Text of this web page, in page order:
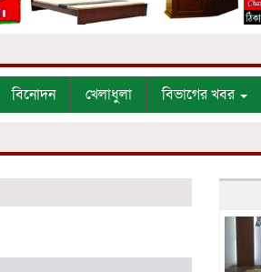
বিনোদন খেলাধুলা বিভাগের খবর